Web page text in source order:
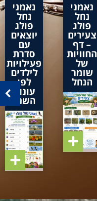
נאמני
נחל
פולג
צעירים
– דף
החוויות
של
שומר
הנחל
נאמני
נחל
פולג
יוצאים
עם
סדרת
פעילויות
לילדים
לפי
עונות
השנה